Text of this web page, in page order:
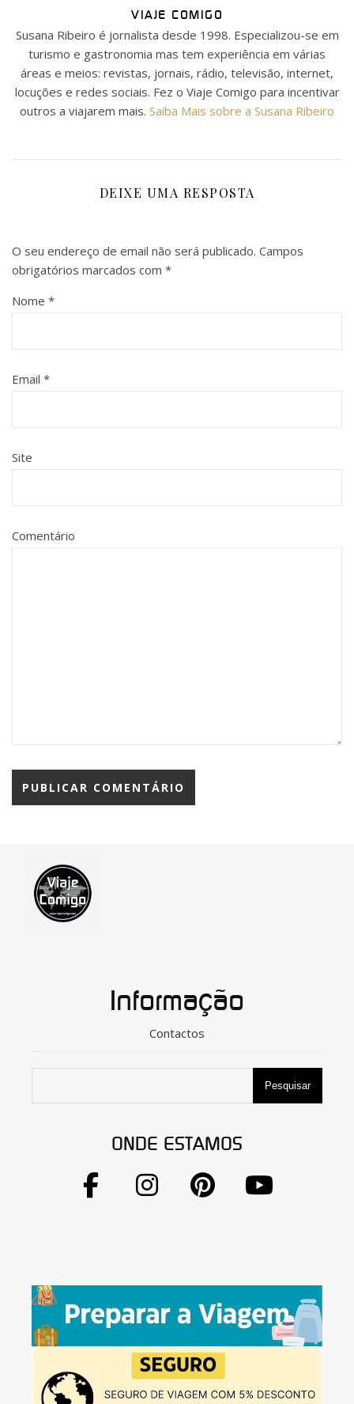
VIAJE COMIGO
Susana Ribeiro é jornalista desde 1998. Especializou-se em
turismo e gastronomia mas tem experiência em várias
áreas e meios: revistas, jornais, rádio, televisão, internet,
locuções e redes sociais. Fez o Viaje Comigo para incentivar
outros a viajarem mais. Saiba Mais sobre a Susana Ribeiro
DEIXE UMA RESPOSTA
O seu endereço de email não será publicado. Campos
obrigatórios marcados com *
Nome *
Email *
Site
Comentário
Informação
Contactos
Pesquisar
ONDE ESTAMOS